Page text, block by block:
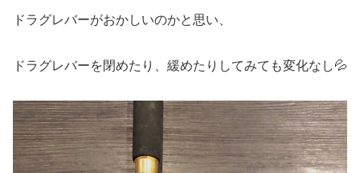
ドラグレバーがおかしいのかと思い、
ドラグレバーを閉めたり、緩めたりしてみても変化なし💦